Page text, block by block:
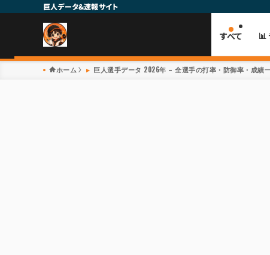
巨人データ&速報サイト
すべて 📊
ホーム 巨人選手データ 2026年 – 全選手の打率・防御率・成績